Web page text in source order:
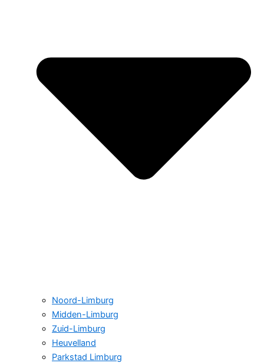
Noord-Limburg
Midden-Limburg
Zuid-Limburg
Heuvelland
Parkstad Limburg